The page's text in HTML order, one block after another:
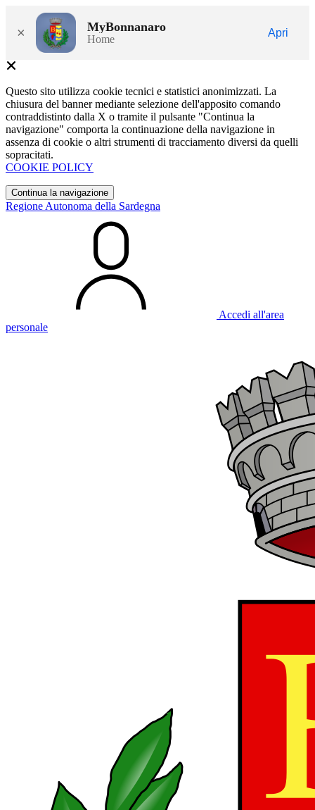
× MyBonnanaro
Home
Apri
Questo sito utilizza cookie tecnici e statistici anonimizzati. La
chiusura del banner mediante selezione dell'apposito comando
contraddistinto dalla X o tramite il pulsante "Continua la
navigazione" comporta la continuazione della navigazione in
assenza di cookie o altri strumenti di tracciamento diversi da quelli
sopracitati.
COOKIE POLICY
Continua la navigazione
Regione Autonoma della Sardegna
Accedi all'area
personale